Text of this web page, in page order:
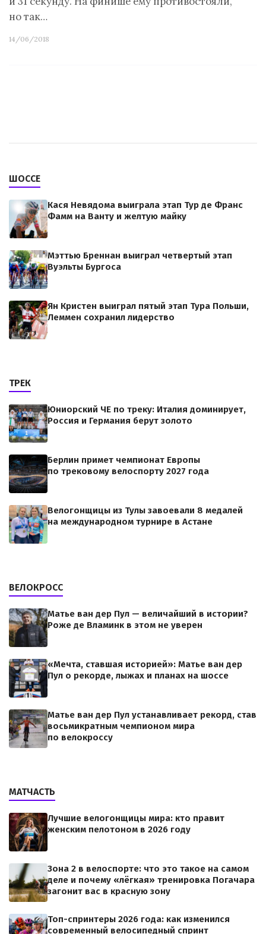
но так…
14/06/2018
ШОССЕ
Кася Невядома выиграла этап Тур де Франс
Фамм на Ванту и желтую майку
Мэттью Бреннан выиграл четвертый этап
Вуэльты Бургоса
Ян Кристен выиграл пятый этап Тура Польши,
Леммен сохранил лидерство
ТРЕК
Юниорский ЧЕ по треку: Италия доминирует,
Россия и Германия берут золото
Берлин примет чемпионат Европы
по трековому велоспорту 2027 года
Велогонщицы из Тулы завоевали 8 медалей
на международном турнире в Астане
ВЕЛОКРОСС
Матье ван дер Пул — величайший в истории?
Роже де Вламинк в этом не уверен
«Мечта, ставшая историей»: Матье ван дер
Пул о рекорде, лыжах и планах на шоссе
Матье ван дер Пул устанавливает рекорд, став
восьмикратным чемпионом мира
по велокроссу
МАТЧАСТЬ
Лучшие велогонщицы мира: кто правит
женским пелотоном в 2026 году
Зона 2 в велоспорте: что это такое на самом
деле и почему «лёгкая» тренировка Погачара
загонит вас в красную зону
Топ-спринтеры 2026 года: как изменился
современный велосипедный спринт